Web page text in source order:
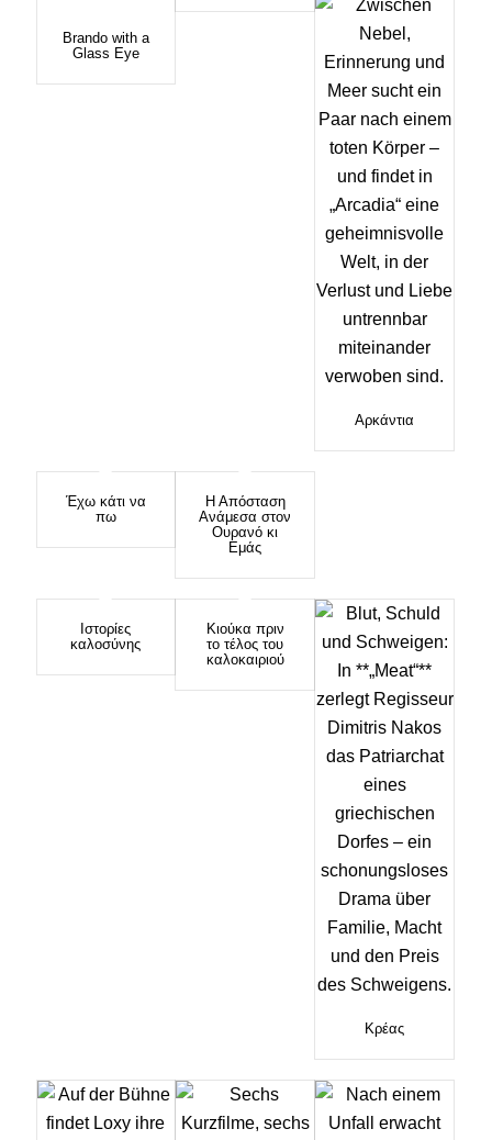
Brando with a
Glass Eye
Αρκάντια
Έχω κάτι να
πω
Η Απόσταση
Ανάμεσα στον
Ουρανό κι
Εμάς
Ιστορίες
καλοσύνης
Κιούκα πριν
το τέλος του
καλοκαιριού
Κρέας